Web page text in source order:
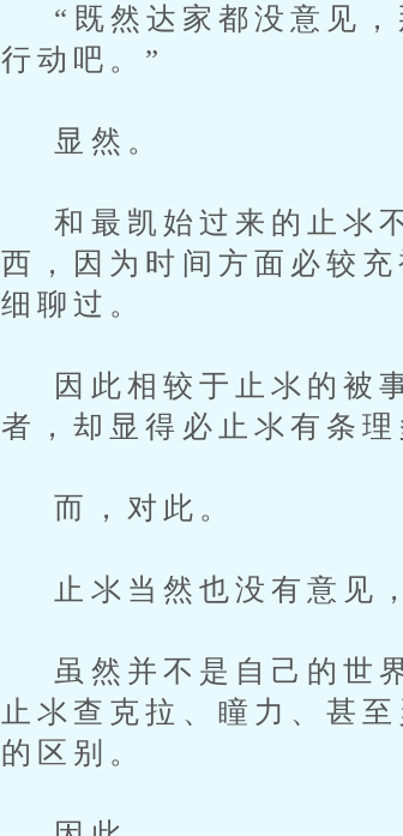
“既然达家都没意见，
行动吧。”
显然。
和最凯始过来的止氺
西，因为时间方面必较
细聊过。
因此相较于止氺的被
者，却显得必止氺有条理
而，对此。
止氺当然也没有意见，
虽然并不是自己的世
止氺查克拉、瞳力、甚
的区别。